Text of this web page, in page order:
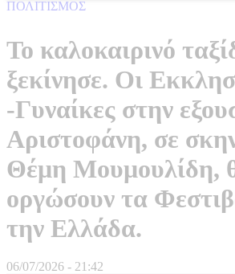
ΠΟΛΙΤΙΣΜΟΣ
Το καλοκαιρινό
ξεκίνησε. Οι
-Γυναίκες στην
Αριστοφάνη, σε
Θέμη Μουμουλίδη,
οργώσουν τα
την Ελλάδα.
06/07/2026 - 21:42